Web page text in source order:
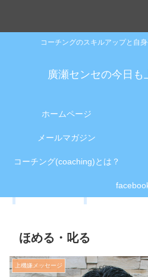
コーチングのスキルアップと自
廣瀬センセの今日も
ホームページ
メールマガジン
コーチング(coaching)とは？
ほめる・叱る
上機嫌メッセージ